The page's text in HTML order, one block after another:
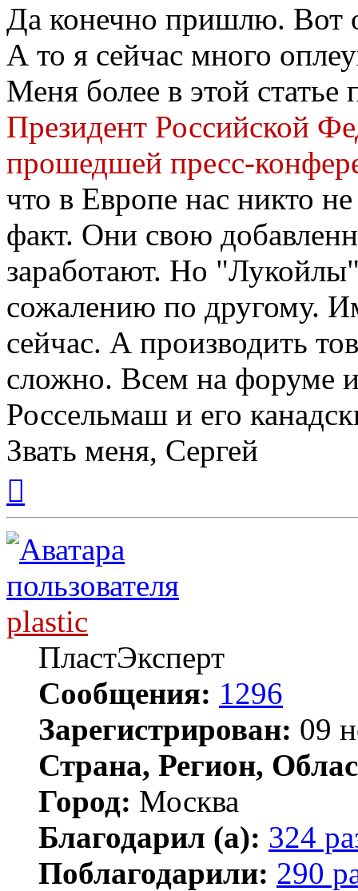
Да конечно пришлю. Вот
А то я сейчас много
Меня более в этой
Президент Российской
прошедшей пресс-
что в Европе нас никто
факт. Они свою
заработают. Но
сожалению по другому.
сейчас. А производить
сложно. Всем на форуме
Россельмаш и его
Звать меня, Сергей
началу
plastic
ПластЭксперт
Сообщения: 1296
Зарегистрирован: 09
Страна, Регион,
Город: Москва
Благодарил (а): 324
Поблагодарили: 290